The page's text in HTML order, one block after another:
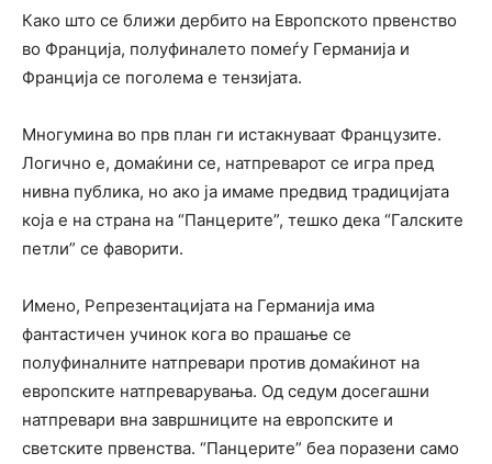
Како што се ближи дербито на Европското првенство
во Франција, полуфиналето помеѓу Германија и
Франција се поголема е тензијата.
Многумина во прв план ги истакнуваат Французите.
Логично е, домаќини се, натпреварот се игра пред
нивна публика, но ако ја имаме предвид традицијата
која е на страна на “Панцерите”, тешко дека “Галските
петли” се фаворити.
Имено, Репрезентацијата на Германија има
фантастичен учинок кога во прашање се
полуфиналните натпревари против домаќинот на
европските натпреварувања. Од седум досегашни
натпревари вна завршниците на европските и
светските првенства. “Панцерите” беа поразени само